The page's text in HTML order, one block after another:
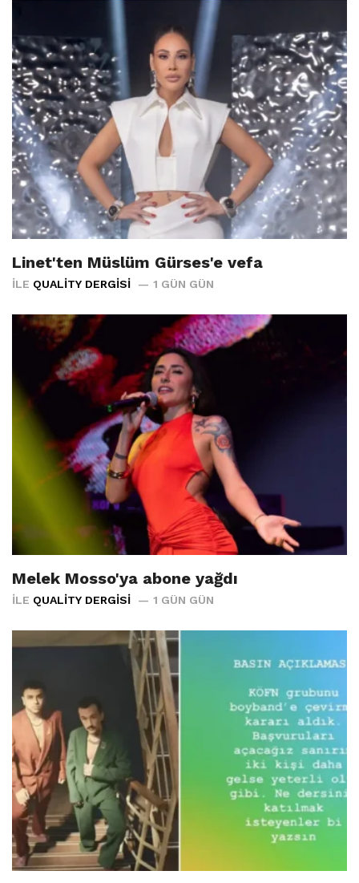
Linet'ten Müslüm Gürses'e vefa
İLE QUALITY DERGISI 1 GÜN GÜN
Melek Mosso'ya abone yağdı
İLE QUALITY DERGISI 1 GÜN GÜN